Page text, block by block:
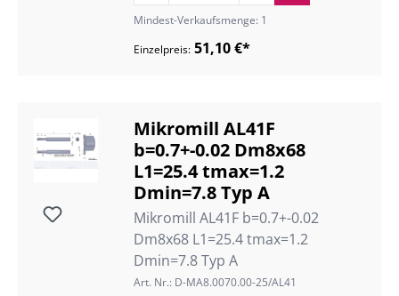
Mindest-Verkaufsmenge: 1
Einzelpreis: 51,10 €*
Mikromill AL41F
b=0.7+-0.02 Dm8x68
L1=25.4 tmax=1.2
Dmin=7.8 Typ A
Mikromill AL41F b=0.7+-0.02
Dm8x68 L1=25.4 tmax=1.2
Dmin=7.8 Typ A
Art. Nr.: D-MA8.0070.00-25/AL41